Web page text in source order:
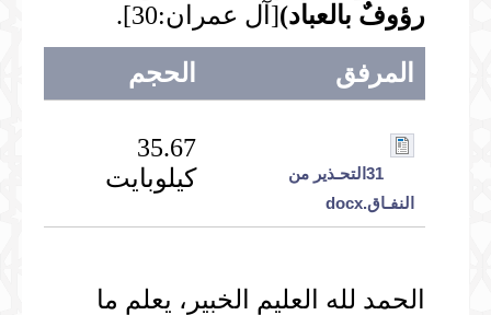
رؤوفٌ بالعباد)[آل عمران:30].
المرفق الحجم
31التحـذير من
النفـاق.docx
35.67
كيلوبايت
الحمد لله العليم الخبير، يعلم ما